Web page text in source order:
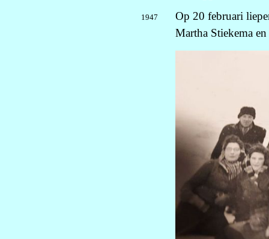
1947
Op 20 februari
Martha Stiekema